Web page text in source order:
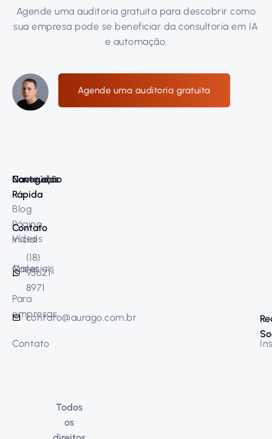
Agende uma auditoria gratuita para descobrir como
sua empresa pode se beneficiar da consultoria em IA
e automação.
Agende uma auditoria gratuita
Navegação
Rápida
Página
inicial
Cases
Para
empresas
Contato
Conteúdos
Blog
Vídeos
Materiais
Contato
(18)
93621-
8971
contato@aurago.com.br
Todos
os